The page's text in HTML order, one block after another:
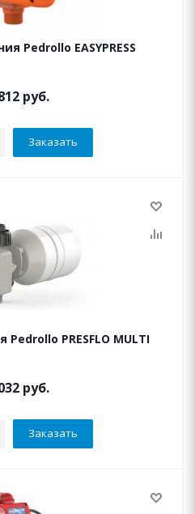
Pedrollo EASYPRESS
руб.
Заказать
PRESFLO MULTI
руб.
Заказать